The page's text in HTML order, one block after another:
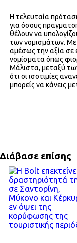
Η τελευταία
για όσους
θέλουν να
των νομισμάτων. Με
αμέσως την αξία σε
νομίσματα όπως
Μάλιστα, μεταξύ
ότι οι ισοτιμίες
μπορείς να κάνεις
Διάβασε επίσης